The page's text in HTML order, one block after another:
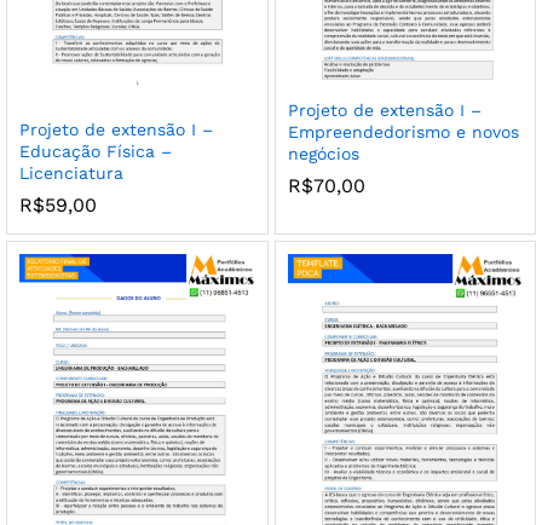
Projeto de extensão I –
Educação Física –
Licenciatura
R$59,00
Projeto de extensão I –
Empreendedorismo e novos
negócios
R$70,00